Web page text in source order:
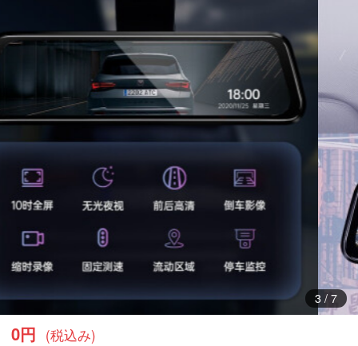
3/ 7
0円 (税込み)